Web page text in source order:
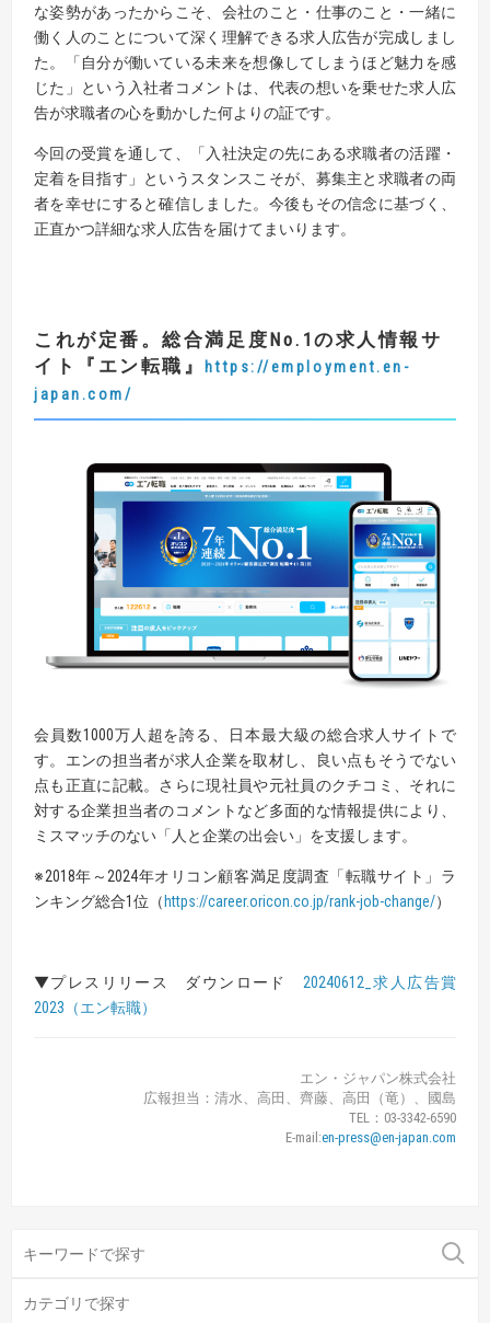
な姿勢があったからこそ、会社のこと・仕事のこと・一緒に
働く人のことについて深く理解できる求人広告が完成しまし
た。「自分が働いている未来を想像してしまうほど魅力を感
じた」という入社者コメントは、代表の想いを乗せた求人広
告が求職者の心を動かした何よりの証です。
今回の受賞を通して、「入社決定の先にある求職者の活躍・
定着を目指す」というスタンスこそが、募集主と求職者の両
者を幸せにすると確信しました。今後もその信念に基づく、
正直かつ詳細な求人広告を届けてまいります。
これが定番。総合満足度No.1の求人情報サ
イト『エン転職』https://employment.en-
japan.com/
会員数1000万人超を誇る、日本最大級の総合求人サイトで
す。エンの担当者が求人企業を取材し、良い点もそうでない
点も正直に記載。さらに現社員や元社員のクチコミ、それに
対する企業担当者のコメントなど多面的な情報提供により、
ミスマッチのない「人と企業の出会い」を支援します。
※2018年～2024年オリコン顧客満足度調査「転職サイト」ラ
ンキング総合1位（ https://career.oricon.co.jp/rank-job-change/）
▼プレスリリース ダウンロード20240612_求人広告賞
2023（エン転職）
エン・ジャパン株式会社
広報担当：清水、高田、齊藤、高田（竜）、國島
TEL：03-3342-6590
E-mail:en-press@en-japan.com